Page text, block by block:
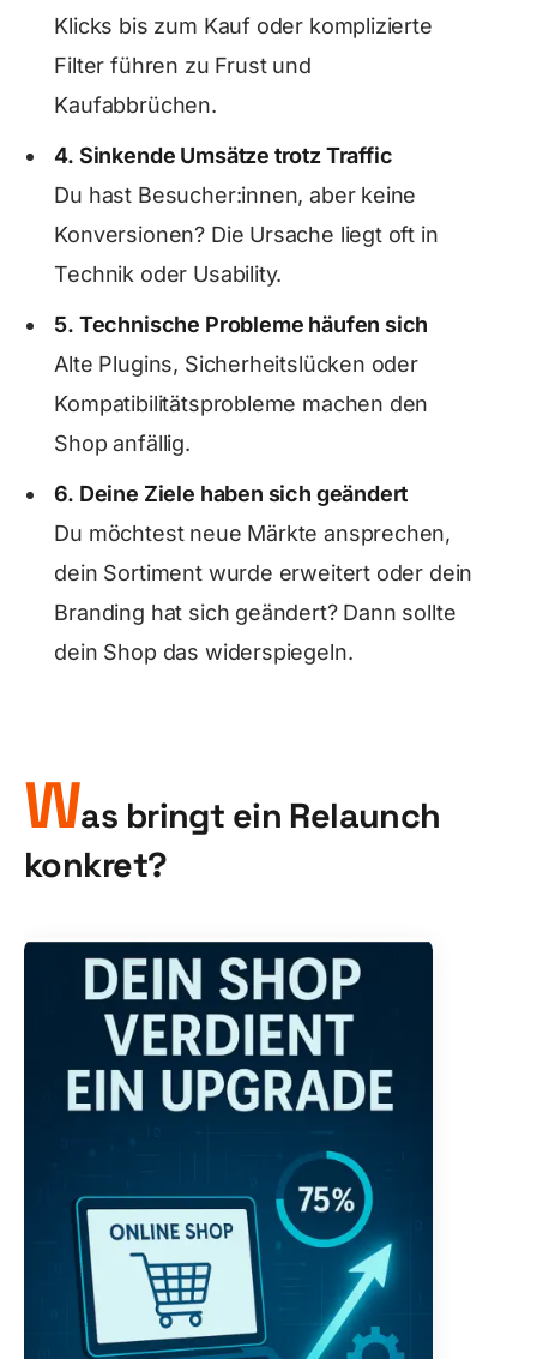
Klicks bis zum Kauf oder komplizierte
Filter führen zu Frust und
Kaufabbrüchen.
4. Sinkende Umsätze trotz Traffic
Du hast Besucher:innen, aber keine
Konversionen? Die Ursache liegt oft in
Technik oder Usability.
5. Technische Probleme häufen sich
Alte Plugins, Sicherheitslücken oder
Kompatibilitätsprobleme machen den
Shop anfällig.
6. Deine Ziele haben sich geändert
Du möchtest neue Märkte ansprechen,
dein Sortiment wurde erweitert oder dein
Branding hat sich geändert? Dann sollte
dein Shop das widerspiegeln.
Was bringt ein Relaunch
konkret?